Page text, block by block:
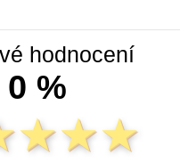
hodnocení
0 %